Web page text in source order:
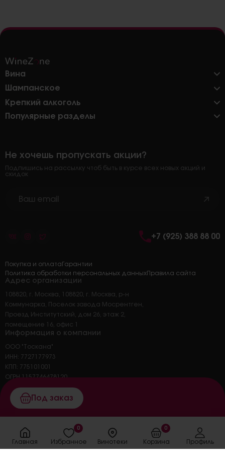
Под заказ
Главная Избранное
0
Винотеки Корзина
0
Профиль
Вина
Шампанское
Крепкий алкоголь
Популярные разделы
Адрес организации
108820, г. Москва, 108820, г. Москва, р-н
Коммунарка, Поселок завода Мосрентген,
Проезд Институтский, дом 26, этаж 2,
помещение 16, офис 1
Информация о компании
ООО "Тоскана"
ИНН: 7727177973
КПП: 775101001
ОГРН 1157746478120
ОКПО 45326414
Основной вид деятельности: 47.25 торговля
розничная напитками в
специализированных магазинах
Не хочешь пропускать акции?
Подпишись на рассылку чтоб быть в курсе всех новых акций и
скидок
+7 (925) 388 88 00
Покупка и оплата Гарантии
Политика обработки персональных данныхПравила сайта